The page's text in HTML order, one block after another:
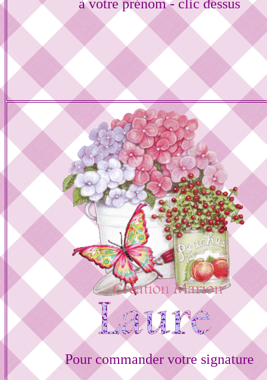
à votre prénom - clic dessus
Pour commander votre signature